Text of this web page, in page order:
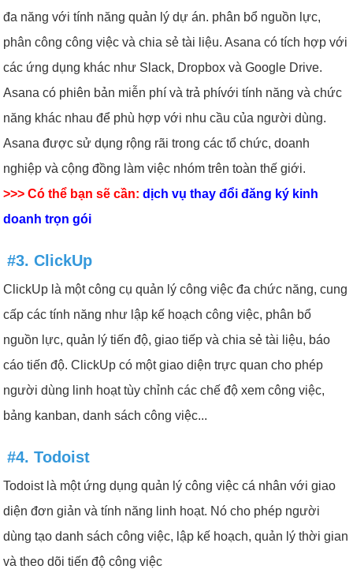
đa năng với tính năng quản lý dự án. phân bổ nguồn lực,
phân công công việc và chia sẻ tài liệu. Asana có tích hợp với
các ứng dụng khác như Slack, Dropbox và Google Drive.
Asana có phiên bản miễn phí và trả phívới tính năng và chức
năng khác nhau để phù hợp với nhu cầu của người dùng.
Asana được sử dụng rộng rãi trong các tổ chức, doanh
nghiệp và cộng đồng làm việc nhóm trên toàn thế giới.
>>> Có thể bạn sẽ cần: dịch vụ thay đổi đăng ký kinh
doanh trọn gói
#3. ClickUp
ClickUp là một công cụ quản lý công việc đa chức năng, cung
cấp các tính năng như lập kế hoạch công việc, phân bổ
nguồn lực, quản lý tiến độ, giao tiếp và chia sẻ tài liệu, báo
cáo tiến độ. ClickUp có một giao diện trực quan cho phép
người dùng linh hoạt tùy chỉnh các chế độ xem công việc,
bảng kanban, danh sách công việc...
#4. Todoist
Todoist là một ứng dụng quản lý công việc cá nhân với giao
diện đơn giản và tính năng linh hoạt. Nó cho phép người
dùng tạo danh sách công việc, lập kế hoạch, quản lý thời gian
và theo dõi tiến độ công việc